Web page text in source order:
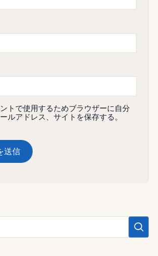
トで使用するためブラウザーに自分
ルアドレス、サイトを保存する。